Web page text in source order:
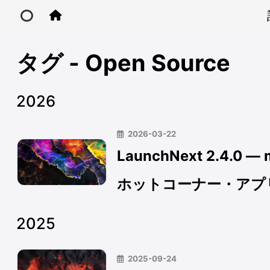
Main Site
IP Toolbox
FusionX
タグ - Open Source
2026
2026-03-22
LaunchNext 2.4.0 —
ホットコーナー・ア
2025
2025-09-24